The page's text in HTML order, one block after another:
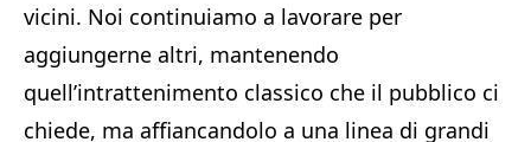
vicini. Noi continuiamo a lavorare per
aggiungerne altri, mantenendo
quell’intrattenimento classico che il pubblico ci
chiede, ma affiancandolo a una linea di grandi